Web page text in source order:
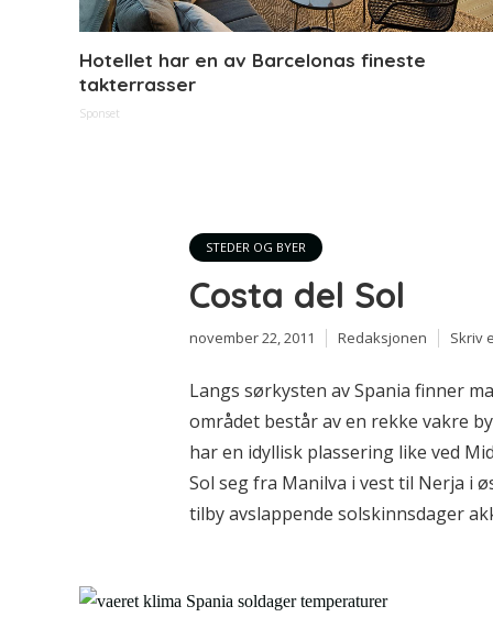
Hotellet har en av Barcelonas fineste
takterrasser
Sponset
STEDER OG BYER
Costa del Sol
november 22, 2011 Redaksjonen Skriv
Langs sørkysten av Spania finner
området består av en rekke vakre
har en idyllisk plassering like ved
Sol seg fra Manilva i vest til Nerja i
tilby avslappende solskinnsdager